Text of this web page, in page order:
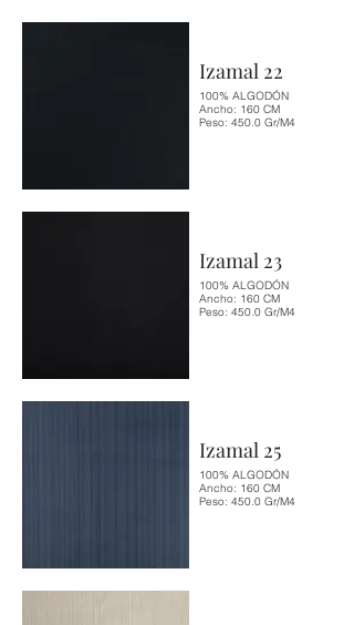
Izamal 22
100% ALGODÓN
Ancho: 160 CM
Peso: 450.0 Gr/M4
Izamal 23
100% ALGODÓN
Ancho: 160 CM
Peso: 450.0 Gr/M4
Izamal 25
100% ALGODÓN
Ancho: 160 CM
Peso: 450.0 Gr/M4